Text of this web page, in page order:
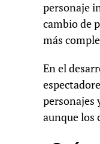
personaje
cambio de
más
En el
personajes
aunque los